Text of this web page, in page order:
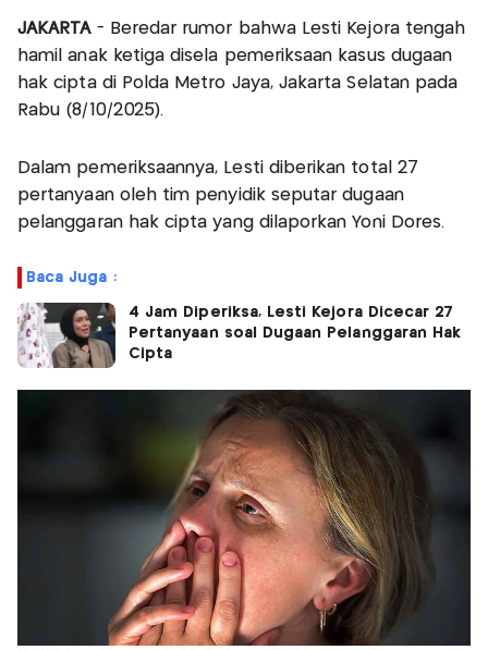
JAKARTA- Beredar rumor bahwa Lesti Kejora tengah
hamil anak ketiga disela pemeriksaan kasus dugaan
hak cipta di Polda Metro Jaya, Jakarta Selatan pada
Rabu (8/10/2025).
Dalam pemeriksaannya, Lesti diberikan total 27
pertanyaan oleh tim penyidik seputar dugaan
pelanggaran hak cipta yang dilaporkan Yoni Dores.
Baca Juga :
4 Jam Diperiksa, Lesti Kejora Dicecar 27
Pertanyaan soal Dugaan Pelanggaran Hak
Cipta